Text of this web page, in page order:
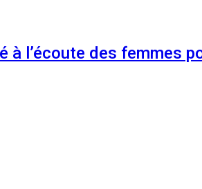
l’écoute des femmes